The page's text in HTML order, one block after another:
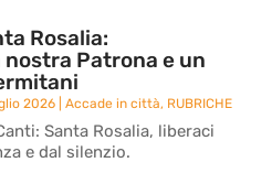
Rosalia:
nostra Patrona e un
2026 |Accade in città, RUBRICHE
Santa Rosalia, liberaci
e dal silenzio.